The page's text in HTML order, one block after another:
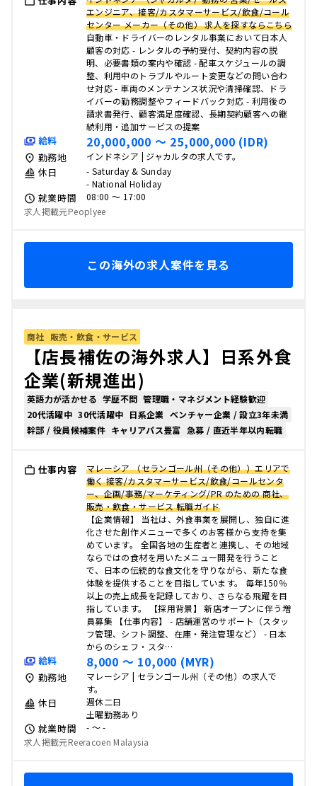
エンジニア、接客/カスタマーサービス/飲食/コール
センター メーカー（その他） 求人を探すならこちら
自動車・ドライバーのレンタル事業において日本人
顧客の対応 - レンタルの予約受付、契約内容の説
明、必要書類の案内や確認 - 配車スケジュールの調
整、利用中のトラブルやルート変更などの問い合わ
せ対応 - 車両のメンテナンス状況や清掃確認、ドラ
イバーの勤務調整やフィードバック対応 - 利用後の
請求書発行、顧客満足度確認、長期契約顧客への継
続利用・追加サービスの提案
給料 20,000,000 〜 25,000,000 (IDR)
勤務地 インドネシア | ジャカルタの求人です。
休日
- Saturday & Sunday
- National Holiday
就業時間
08:00 〜 17:00
求人掲載元Peoplyee
この海外の求人案件を見る
商社 販売・飲食・サービス
【店長補佐の海外求人】日系外食
企業(新規進出)
英語力が活かせる 学歴不問 管理職・マネジメント経験歓迎
20代活躍中 30代活躍中 日系企業 ベンチャー企業 / 設立3年未満
幹部 / 役員候補案件 キャリアパス豊富 急募 / 直近半年以内転職
仕事内容
マレーシア （セランゴール州（その他））エリアで
働く 接客/カスタマーサービス/飲食/コールセンタ
ー、企画/事務/マーケティング/PR のための 商社、
販売・飲食・サービス 転職ガイド
【企業情報】 当社は、外食事業を展開し、独自に進
化させた創作メニューで多くのお客様から支持を集
めています。 全国各地の生産者と連携し、その地域
ならではの食材を用いたメニュー開発を行うこと
で、日本の伝統的な食文化を守りながら、新たな食
体験を提供することを目指しています。 毎年150％
以上の売上成長を記録しており、さらなる飛躍を目
指しています。 【採用背景】 新店オープンに伴う増
員募集 【仕事内容】 - 店舗運営のサポート（スタッ
フ管理、シフト調整、在庫・発注管理など） - 日本
からのシェフ・スタ…
給料 8,000 〜 10,000 (MYR)
勤務地
マレーシア | セランゴール州（その他）の求人で
す。
休日
週休二日
土曜勤務あり
就業時間
- 〜 -
求人掲載元Reeracoen Malaysia